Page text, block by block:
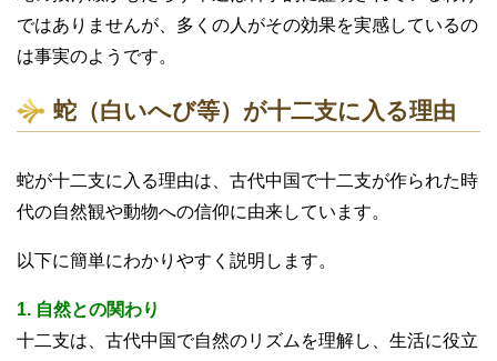
ではありませんが、多くの人がその効果を実感しているの
は事実のようです。
蛇（白いへび等）が十二支に入る理由
蛇が十二支に入る理由は、古代中国で十二支が作られた時
代の自然観や動物への信仰に由来しています。
以下に簡単にわかりやすく説明します。
1. 自然との関わり
十二支は、古代中国で自然のリズムを理解し、生活に役立